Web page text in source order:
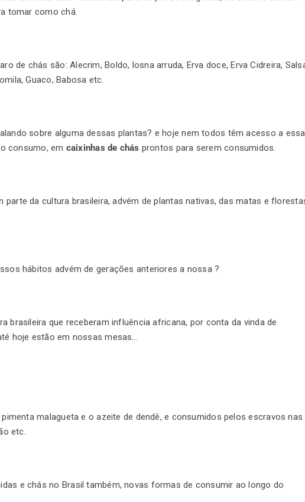
tomar como chá.
de chás são:Alecrim, Boldo, losna arruda, Erva doce, Erva Cidreira,
Guaco, Babosa etc.
sobre alguma dessas plantas? e hoje nem todos têm acesso a
consumo, em caixinhas de chás prontos para serem consumidos.
da cultura brasileira, advém de plantas nativas, das matas e
hábitos advém de gerações anteriores a nossa ?
brasileira que receberam influência africana, por conta da vinda de
hoje estão em nossas mesas…
malagueta e o azeite de dendê, e consumidos pelos escravos nas
etc.
e chás no Brasil também, novas formas de consumir ao longo do